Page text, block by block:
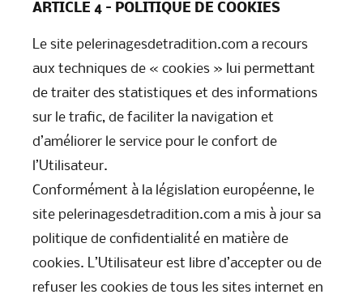
ARTICLE 4 – POLITIQUE DE COOKIES
Le site pelerinagesdetradition.com a recours
aux techniques de « cookies » lui permettant
de traiter des statistiques et des informations
sur le trafic, de faciliter la navigation et
d’améliorer le service pour le confort de
l’Utilisateur.
Conformément à la législation européenne, le
site pelerinagesdetradition.com a mis à jour sa
politique de confidentialité en matière de
cookies. L’Utilisateur est libre d’accepter ou de
refuser les cookies de tous les sites internet en